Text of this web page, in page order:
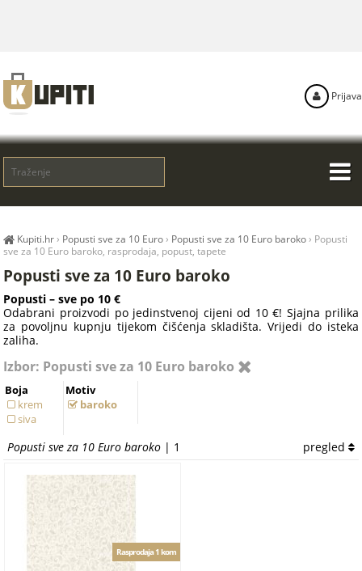
Kupiti.hr› Popusti sve za 10 Euro › Popusti sve za 10 Euro baroko › Popusti
sve za 10 Euro baroko, rasprodaja, popust, tapete
Popusti sve za 10 Euro baroko
Popusti – sve po 10 €
Odabrani proizvodi po jedinstvenoj cijeni od 10 €! Sjajna prilika
za povoljnu kupnju tijekom čišćenja skladišta. Vrijedi do isteka
zaliha.
Izbor: Popusti sve za 10 Euro baroko
Boja
krem
siva
Motiv
baroko
Popusti sve za 10 Euro baroko | 1 pregled
Rasprodaja 1 kom
Prijava